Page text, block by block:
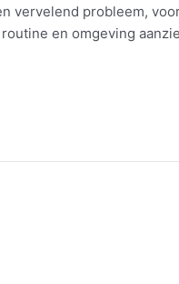
vervelend probleem,
en omgeving